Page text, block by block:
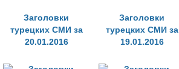
Заголовки
турецких СМИ за
20.01.2016
Заголовки
турецких СМИ за
19.01.2016